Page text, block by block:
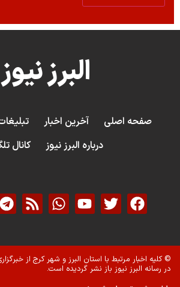
البرز نیوز
صفحه اصلی آخرین اخبار
درباره البرز نیوز
کانال
© کلیه اخبار مرتبط با استان البرز و شهر کرج از
در رسانه البرز نیوز باز نشر گردیده است.